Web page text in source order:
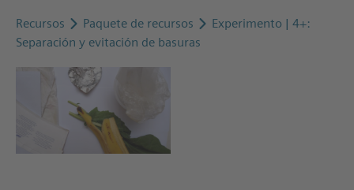
Recursos Paquete de recursos
Experimento | 4+:
Separación y evitación de basuras